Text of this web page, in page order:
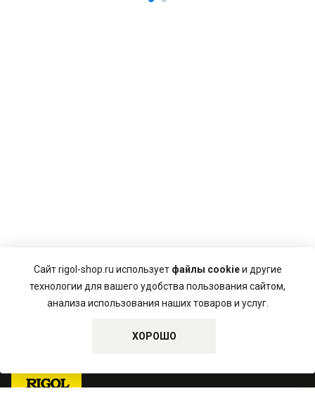
Сайт rigol-shop.ru использует файлы cookieи другие
технологии для вашего удобства пользования сайтом,
анализа использования наших товаров и услуг.
ХОРОШО
Пользовательское соглашение